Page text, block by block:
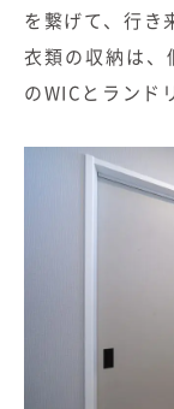
を繋げて、行き
衣類の収納は、
のWICとランド